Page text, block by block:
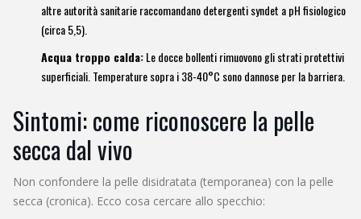
altre autorità sanitarie raccomandano detergenti syndet a pH fisiologico
(circa 5,5).
Acqua troppo calda:Le docce bollenti rimuovono gli strati protettivi
superficiali. Temperature sopra i 38-40°C sono dannose per la barriera.
Sintomi: come riconoscere la pelle
secca dal vivo
Non confondere la pelle disidratata (temporanea) con la pelle
secca (cronica). Ecco cosa cercare allo specchio: